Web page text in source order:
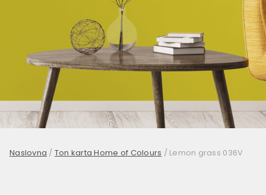
Naslovna / Ton karta Home of Colours / Lemon grass 036V